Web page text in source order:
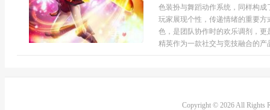
色装扮与舞蹈动作系统，同样构
玩家展现个性，传递情绪的重要
色，是团队协作时的欢乐调剂，
精英作为一款社交与竞技融合的产
Copyright © 2026 All Rights